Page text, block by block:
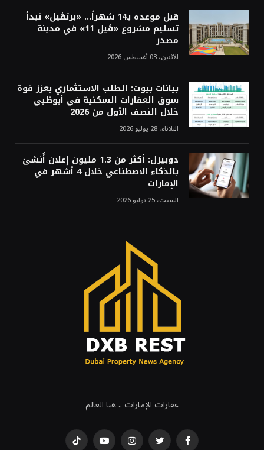
قبل موعده بـ14 شهراً... «برتڤيل» تبدأ
تسليم مشروع «ڤيل 11» في مدينة
مصدر
الأثنين، 03 أغسطس 2026
بيانات بيوت: الطلب الاستثماري يعزز قوة
سوق العقارات السكنية في أبوظبي
خلال النصف الأول من 2026
الثلاثاء، 28 يوليو 2026
دوبيزل: أكثر من 1.3 مليون إعلان أُنشئ
بالذكاء الاصطناعي خلال 4 أشهر في
الإمارات
السبت، 25 يوليو 2026
عقارات الإمارات .. هنا العالم
فيسبوكتويتر انستغراميوتيوب تيكتوك